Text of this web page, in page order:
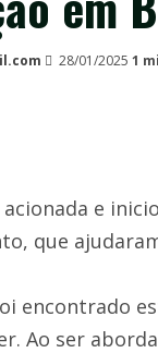
28/01/2025 1
e
que
encontrado
Ao ser